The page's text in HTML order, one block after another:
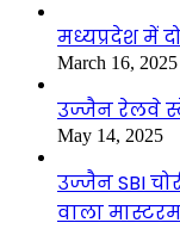
मध्यप्रदेश में
March 16, 2025
उज्जैन रेलवे
May 14, 2025
उज्जैन SBI
वाला